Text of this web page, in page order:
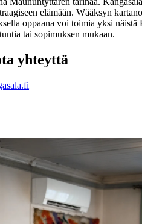
elämään. Wääksyn
oppaana voi toimia yksi
tai sopimuksen mukaan.
yhteyttä